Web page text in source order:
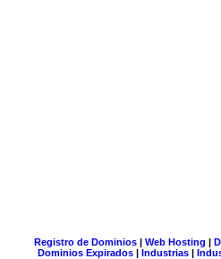
Registro de Dominios| Web Hosting |
Dominios Expirados | Industrias |